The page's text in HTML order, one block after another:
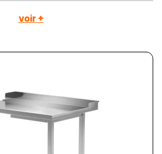
voir +